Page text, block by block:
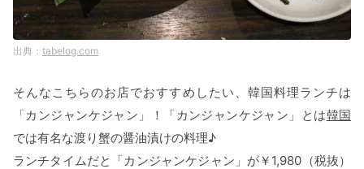
tabelog.com
そんなこちらのお店でおすすめしたい、韓国料理ランチは
「カンジャンケジャン」！「カンジャンケジャン」とは韓国
では有名な渡り蟹の醤油漬けの料理♪
ランチタイムだと「カンジャンケジャン」が￥1,980（税抜）